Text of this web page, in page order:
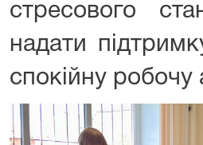
стресового
надати
спокійну